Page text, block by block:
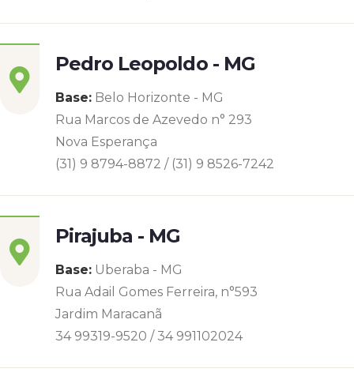
Pedro Leopoldo - MG
Base: Belo Horizonte - MG
Rua Marcos de Azevedo n° 293
Nova Esperança
(31) 9 8794-8872 / (31) 9 8526-7242
Pirajuba - MG
Base: Uberaba - MG
Rua Adail Gomes Ferreira, n°593
Jardim Maracanã
34 99319-9520 / 34 991102024